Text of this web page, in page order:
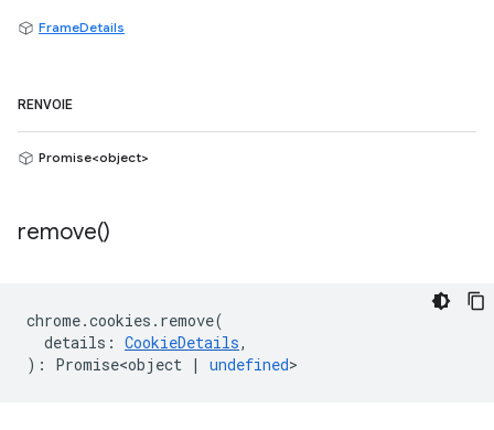
FrameDetails
RENVOIE
Promise<object>
remove()
chrome.cookies . remove(
details : CookieDetails,
) : Promise<object | undefined>